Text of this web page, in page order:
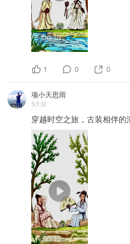
00:10
1 0 0
项小天思雨
5天前
穿越时空之旅，古装相伴的
00:12